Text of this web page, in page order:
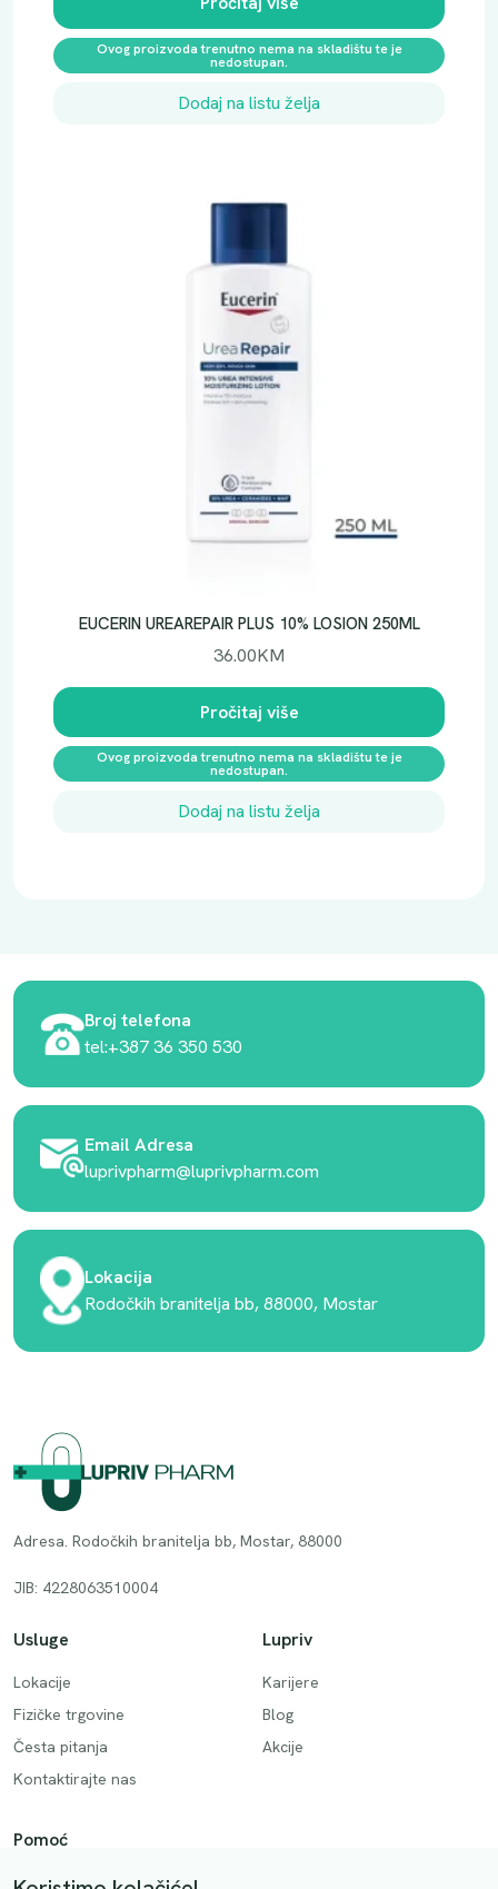
Ovog proizvoda trenutno nema na skladištu te je
nedostupan.
Dodaj na listu želja
EUCERIN UREAREPAIR PLUS 10% LOSION 250ML
36.00KM
Pročitaj više
Ovog proizvoda trenutno nema na skladištu te je
nedostupan.
Dodaj na listu želja
Broj telefona
tel:+387 36 350 530
Email Adresa
luprivpharm@luprivpharm.com
Lokacija
Rodočkih branitelja bb, 88000, Mostar
Adresa. Rodočkih branitelja bb, Mostar, 88000
JIB: 4228063510004
Usluge
Lokacije
Fizičke trgovine
Česta pitanja
Kontaktirajte nas
Lupriv
Karijere
Blog
Akcije
Pomoć
Način plaćanja